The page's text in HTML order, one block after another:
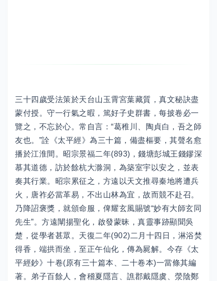
三十四歲受法策於天台山玉霄宮葉藏質，真文秘訣盡
蒙付授。守一行氣之暇，篤好子史群書，每披卷必一
覽之，不忘於心。常自言：“葛稚川、陶貞白，吾之師
友也。”詮《太平經》為三十篇，備盡樞要，其聲名愈
播於江淮間。昭宗景福二年(893)，錢塘彭城王錢鏐深
慕其道德，訪於餘杭大滁洞，為築室宇以安之，並表
奏其行業。昭宗累征之，方遠以天文推尋秦地將遭兵
火，唐祚必當革易，不出山林為宜，故而競不赴召。
乃降詔褒獎，就頒命服，俾耀玄風賜號“妙有大師玄同
先生”。方遠闡揚聖化，啟發蒙昧，真靈事跡顯聞吳
楚，從學者甚眾。天復二年(902)二月十四日，淋浴焚
得香，端拱而坐，至正午仙化，傳為屍解。今存《太
平經鈔》十卷(原有三十篇本、二十卷本)一當條其編
著。弟子百餘人，會稽夏隱言、譙郡戴隱虞、滎陰鄭